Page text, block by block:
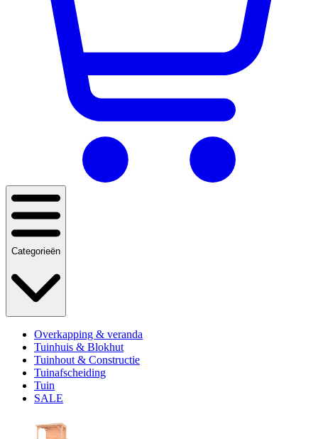
Categorieën
Overkapping & veranda
Tuinhuis & Blokhut
Tuinhout & Constructie
Tuinafscheiding
Tuin
SALE